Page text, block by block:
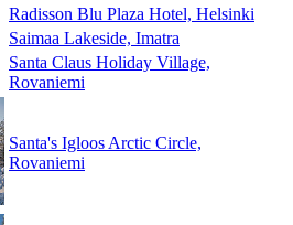
Radisson Blu Plaza Hotel, Helsinki
Saimaa Lakeside, Imatra
Santa Claus Holiday Village,
Rovaniemi
Santa's Igloos Arctic Circle,
Rovaniemi